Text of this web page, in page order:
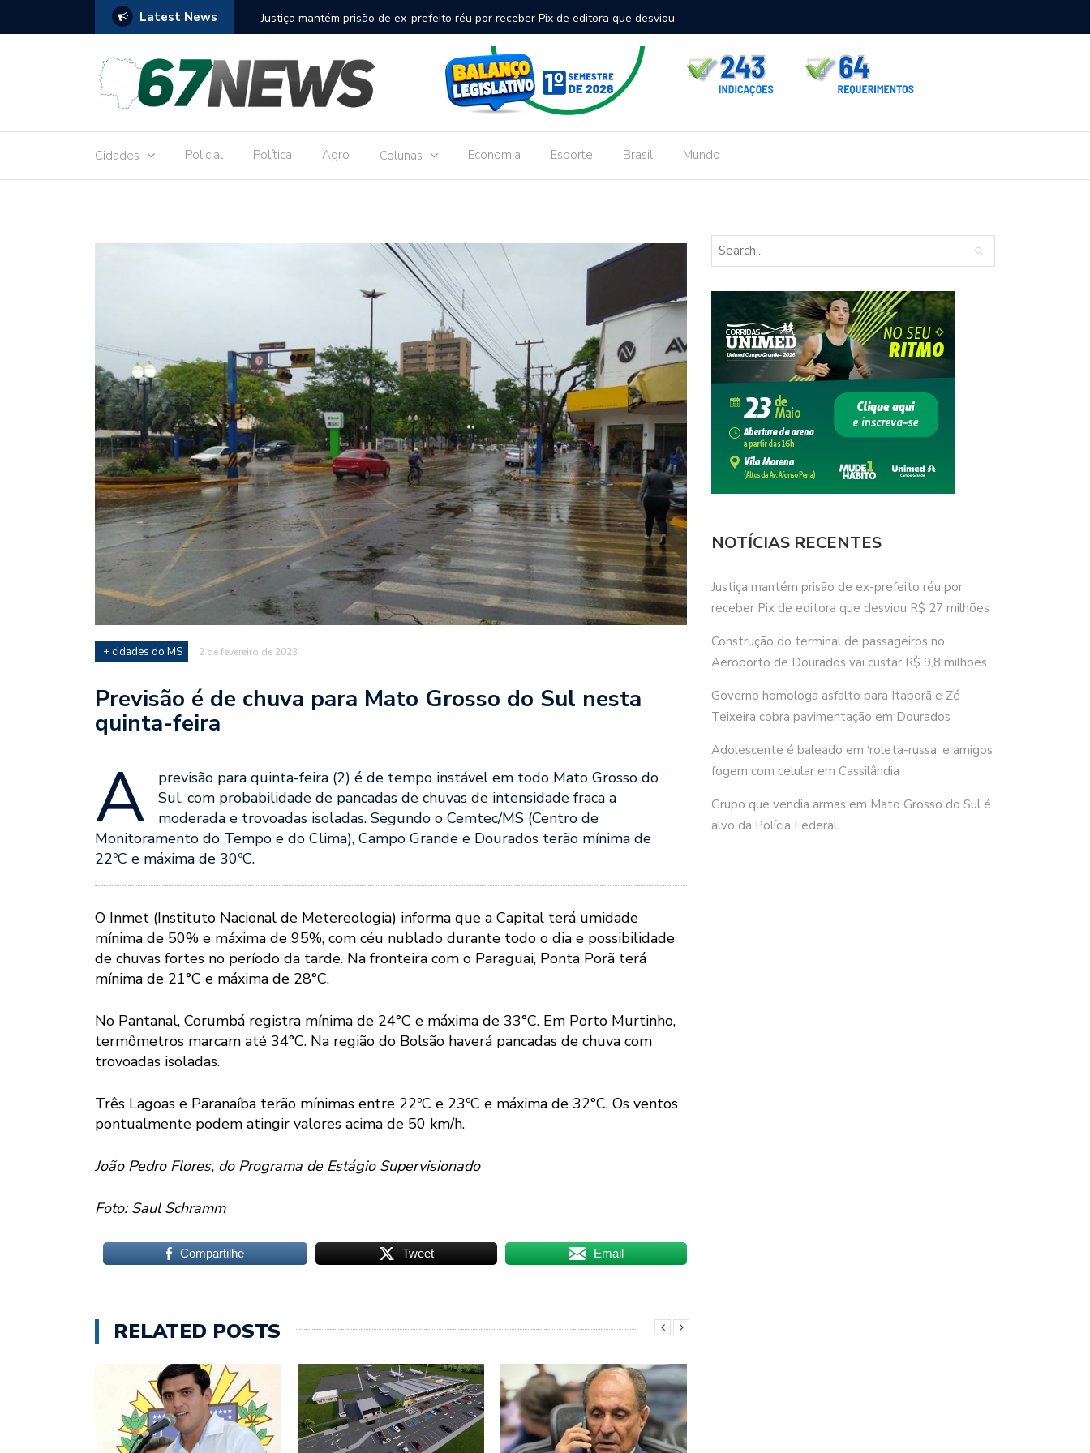
Latest News
réu por receber Pix de editora que desviou
Construção do terminal de passageiros no Aeroporto de Dourados vai custar R$
9,8 milhões
Dourados
Cidades Policial Política Agro Colunas Economia Esporte Brasil Mundo
+ cidades do MS 2 de fevereiro de 2023
Previsão é de chuva para Mato Grosso do Sul nesta
quinta-feira
A
previsão para quinta-feira (2) é de tempo instável em todo Mato Grosso do
Sul, com probabilidade de pancadas de chuvas de intensidade fraca a
moderada e trovoadas isoladas. Segundo o Cemtec/MS (Centro de
Monitoramento do Tempo e do Clima), Campo Grande e Dourados terão mínima de
22ºC e máxima de 30ºC.
O Inmet (Instituto Nacional de Metereologia) informa que a Capital terá umidade
mínima de 50% e máxima de 95%, com céu nublado durante todo o dia e possibilidade
de chuvas fortes no período da tarde. Na fronteira com o Paraguai, Ponta Porã terá
mínima de 21°C e máxima de 28°C.
No Pantanal, Corumbá registra mínima de 24°C e máxima de 33°C. Em Porto Murtinho,
termômetros marcam até 34°C. Na região do Bolsão haverá pancadas de chuva com
trovoadas isoladas.
Três Lagoas e Paranaíba terão mínimas entre 22ºC e 23ºC e máxima de 32°C. Os ventos
pontualmente podem atingir valores acima de 50 km/h.
João Pedro Flores, do Programa de Estágio Supervisionado
Foto: Saul Schramm
Compartilhe Tweet Email
RELATED POSTS
NOTÍCIAS RECENTES
Justiça mantém prisão de ex-prefeito réu por
receber Pix de editora que desviou R$ 27 milhões
Construção do terminal de passageiros no
Aeroporto de Dourados vai custar R$ 9,8 milhões
Governo homologa asfalto para Itaporã e Zé
Teixeira cobra pavimentação em Dourados
Adolescente é baleado em ‘roleta-russa’ e amigos
fogem com celular em Cassilândia
Grupo que vendia armas em Mato Grosso do Sul é
alvo da Polícia Federal